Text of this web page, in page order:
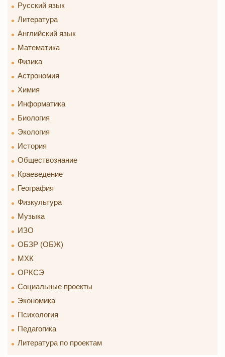
Русский язык
Литература
Английский язык
Математика
Физика
Астрономия
Химия
Информатика
Биология
Экология
История
Обществознание
Краеведение
География
Физкультура
Музыка
ИЗО
ОБЗР (ОБЖ)
МХК
ОРКСЭ
Социальные проекты
Экономика
Психология
Педагогика
Литература по проектам